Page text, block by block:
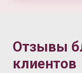
Отзывы
клиентов